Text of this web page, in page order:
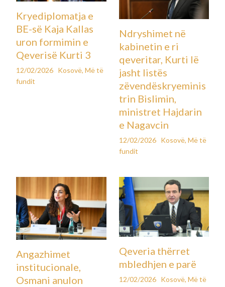
Kryediplomatja e
BE-së Kaja Kallas
uron formimin e
Qeverisë Kurti 3
12/02/2026 Kosovë,Më të
fundit
Ndryshimet në
kabinetin e ri
qeveritar, Kurti lë
jasht listës
zëvendëskryeminis
trin Bislimin,
ministret Hajdarin
e Nagavcin
12/02/2026 Kosovë, Më të
fundit
Angazhimet
institucionale,
Osmani anulon
Qeveria thërret
mbledhjen e parë
12/02/2026 Kosovë, Më të